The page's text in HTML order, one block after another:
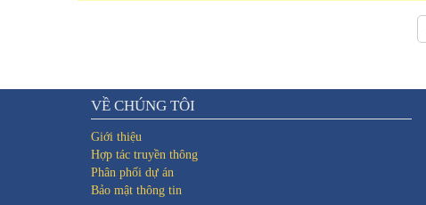
VỀ CHÚNG TÔI
Giới thiệu
Hợp tác truyền thông
Phân phối dự án
Bảo mật thông tin